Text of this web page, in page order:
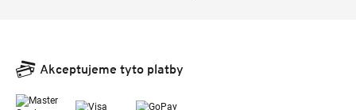
Akceptujeme tyto platby